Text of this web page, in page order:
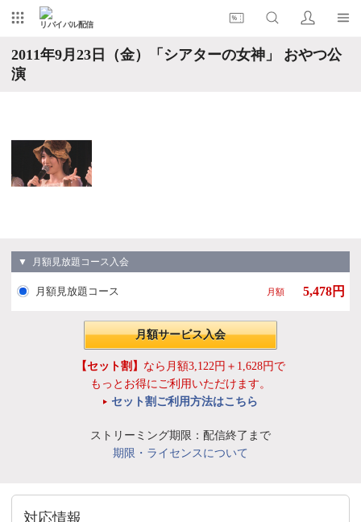
リバイバル配信
2011年9月23日（金）「シアターの女神」 おやつ公
演
▼ 月額見放題コース入会
月額見放題コース 月額 5,478円
月額サービス入会
【セット割】 なら月額3,122円＋1,628円で
もっとお得にご利用いただけます。
セット割ご利用方法はこちら
ストリーミング期限：配信終了まで
期限・ライセンスについて
対応情報